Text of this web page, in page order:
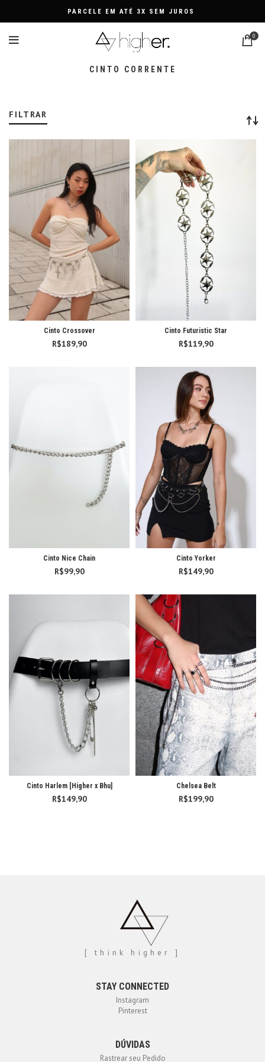
PARCELE EM ATÉ 3X SEM JUROS
0
CINTO CORRENTE
FILTRAR
Cinto Crossover
R$189,90
Cinto Futuristic Star
R$119,90
Cinto Nice Chain
R$99,90
Cinto Yorker
R$149,90
Cinto Harlem [Higher x Bhu]
R$149,90
Chelsea Belt
R$199,90
[ think higher ]
STAY CONNECTED
Instagram
Pinterest
DÚVIDAS
Rastrear seu Pedido